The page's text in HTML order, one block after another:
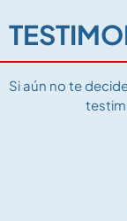
Si aún no te